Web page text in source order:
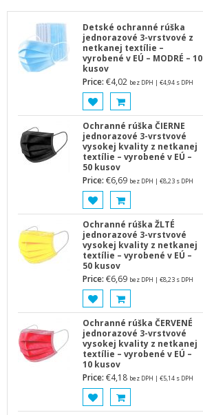
Detské ochranné rúška
jednorazové 3-vrstvové z
netkanej textílie –
vyrobené v EÚ – MODRÉ – 10
kusov
Price:€4,02 bez DPH |€4,94 s DPH
Ochranné rúška ČIERNE
jednorazové 3-vrstvové
vysokej kvality z netkanej
textílie – vyrobené v EÚ –
50 kusov
Price:€6,69 bez DPH |€8,23 s DPH
Ochranné rúška ŽLTÉ
jednorazové 3-vrstvové
vysokej kvality z netkanej
textílie – vyrobené v EÚ –
50 kusov
Price:€6,69 bez DPH |€8,23 s DPH
Ochranné rúška ČERVENÉ
jednorazové 3-vrstvové
vysokej kvality z netkanej
textílie – vyrobené v EÚ –
10 kusov
Price:€4,18 bez DPH |€5,14 s DPH